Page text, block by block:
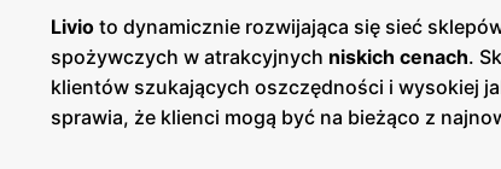
Livio to dynamicznie rozwijająca się sieć
spożywczych w atrakcyjnych niskich cenach.
klientów szukających oszczędności i wysokiej
sprawia, że klienci mogą być na bieżąco z
wspieranie lokalnych producentów i